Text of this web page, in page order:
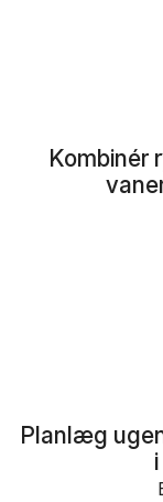
Kombinér
Planlæg